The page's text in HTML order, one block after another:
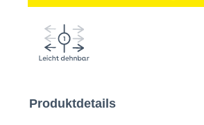
Produktdetails